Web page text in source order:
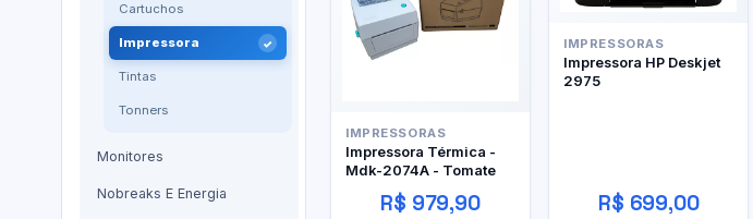
Cartuchos
Impressora
Tintas
Tonners
Monitores
Nobreaks E Energia
IMPRESSORAS
Impressora Térmica -
Mdk-2074A - Tomate
R$ 979,90
IMPRESSORAS
Impressora HP Deskjet
2975
R$ 699,00